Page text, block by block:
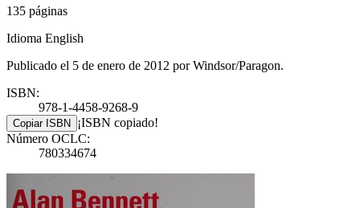
135 páginas
Idioma English
Publicado el 5 de enero de 2012 por Windsor/Paragon.
ISBN:
978-1-4458-9268-9
Copiar ISBN ¡ISBN copiado!
Número OCLC:
780334674